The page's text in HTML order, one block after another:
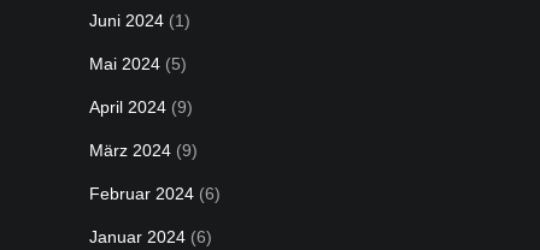
Juni 2024 (1)
Mai 2024 (5)
April 2024 (9)
März 2024 (9)
Februar 2024 (6)
Januar 2024 (6)